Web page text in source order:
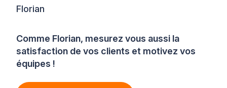
Comme Florian, mesurez vous aussi la
satisfaction de vos clients et motivez vos
équipes !
Florian